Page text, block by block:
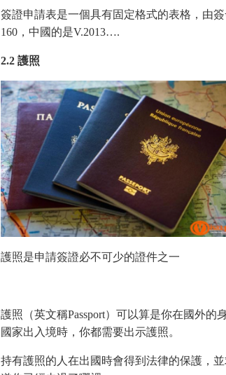
簽證申請表是一個具有固定格式的表格，由
160，中國的是V.2013….
2.2 護照
護照是申請簽證必不可少的證件之一
護照（英文稱Passport）可以算是你在國外
國家出入境時，你都需要出示護照。
持有護照的人在出國時會得到法律的保護，